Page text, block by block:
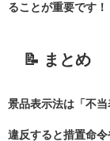
ることが重要です！
📝 まとめ
景品表示法は「不
違反すると措置命